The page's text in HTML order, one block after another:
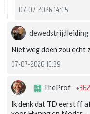
07-07-2026 14:05
dewedstrijdleiding
Niet weg doen zou echt
07-07-2026 10:39
TheProf
Ik denk dat TD eerst ff